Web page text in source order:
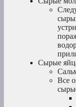
Сырые
Все